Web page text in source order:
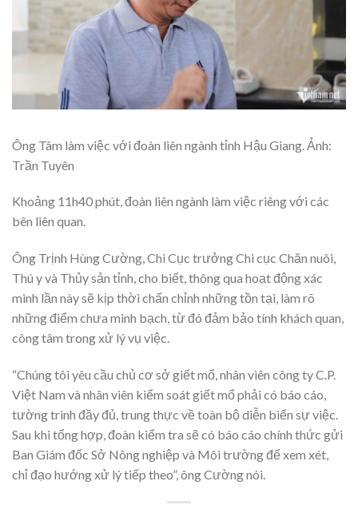
Ông Tâm làm việc với đoàn liên ngành tỉnh Hậu Giang. Ảnh:
Trần Tuyên
Khoảng 11h40 phút, đoàn liên ngành làm việc riêng với các
bên liên quan.
Ông Trịnh Hùng Cường, Chi Cục trưởng Chi cục Chăn nuôi,
Thú y và Thủy sản tỉnh, cho biết, thông qua hoạt động xác
minh lần này sẽ kịp thời chấn chỉnh những tồn tại, làm rõ
những điểm chưa minh bạch, từ đó đảm bảo tính khách quan,
công tâm trong xử lý vụ việc.
“Chúng tôi yêu cầu chủ cơ sở giết mổ, nhân viên công ty C.P.
Việt Nam và nhân viên kiểm soát giết mổ phải có báo cáo,
tường trình đầy đủ, trung thực về toàn bộ diễn biến sự việc.
Sau khi tổng hợp, đoàn kiểm tra sẽ có báo cáo chính thức gửi
Ban Giám đốc Sở Nông nghiệp và Môi trường để xem xét,
chỉ đạo hướng xử lý tiếp theo”, ông Cường nói.